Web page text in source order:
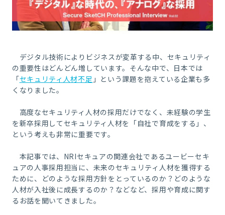
デジタル技術によりビジネスが変革する中、セキュリティ
の重要性はどんどん増しています。そんな中で、日本では
「セキュリティ人材不足 」という課題を抱えている企業も多
くなりました。
高度なセキュリティ人材の採用だけでなく、未経験の学生
を新卒採用してセキュリティ人材を「自社で育成をする」、
という考えも非常に重要です。
本記事では、 NRIセキュアの関連会社であるユービーセキ
ュアの人事採用担当に、未来のセキュリティ人材を獲得する
ために、どのような採用方針をとっているのか？どのような
人材が入社後に成長するのか？などなど、採用や育成に関す
るお話を聞いてきました。